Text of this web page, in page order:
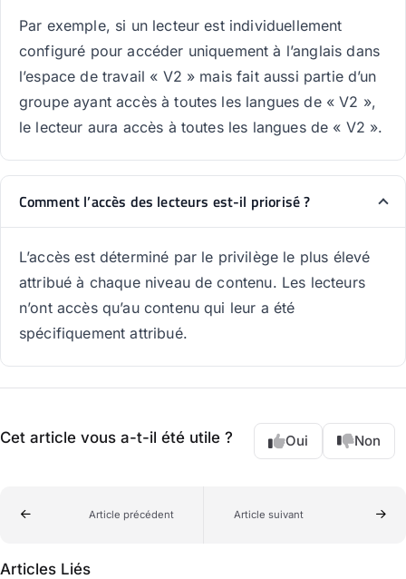
Par exemple, si un lecteur est individuellement
configuré pour accéder uniquement à l’anglais dans
l’espace de travail « V2 » mais fait aussi partie d’un
groupe ayant accès à toutes les langues de « V2 »,
le lecteur aura accès à toutes les langues de « V2 ».
Comment l’accès des lecteurs est-il priorisé ?
L’accès est déterminé par le privilège le plus élevé
attribué à chaque niveau de contenu. Les lecteurs
n’ont accès qu’au contenu qui leur a été
spécifiquement attribué.
Cet article vous a-t-il été utile ? Oui Non
Article précédent Article suivant
Articles Liés